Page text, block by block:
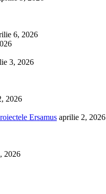
6, 2026
3, 2026
2026
Ersamus aprilie 2, 2026
2026